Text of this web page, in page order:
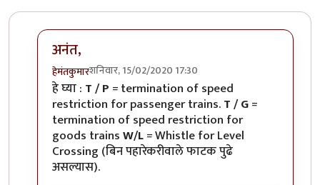
अनंत,
हेमंतकुमारशनिवार, 15/02/2020 17:30
In reply toरेल्वे रुळांच्याbyअनन्त्_यात्री
हे घ्या : T / P = termination of speed
restriction for passenger trains.T / G=
termination of speed restriction for
goods trainsW/L= Whistle for Level
Crossing (बिन पहारेकरीवाले फाटक पुढे
असल्यास).